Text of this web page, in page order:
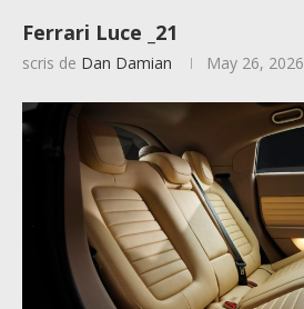
Ferrari Luce _21
scris de Dan Damian May 26, 2026